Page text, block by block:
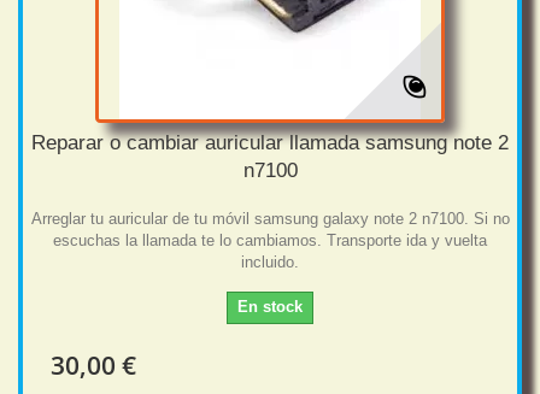
Reparar o cambiar auricular llamada samsung note 2
n7100
Arreglar tu auricular de tu móvil samsung galaxy note 2 n7100. Si no
escuchas la llamada te lo cambiamos. Transporte ida y vuelta
incluido.
En stock
30,00 €